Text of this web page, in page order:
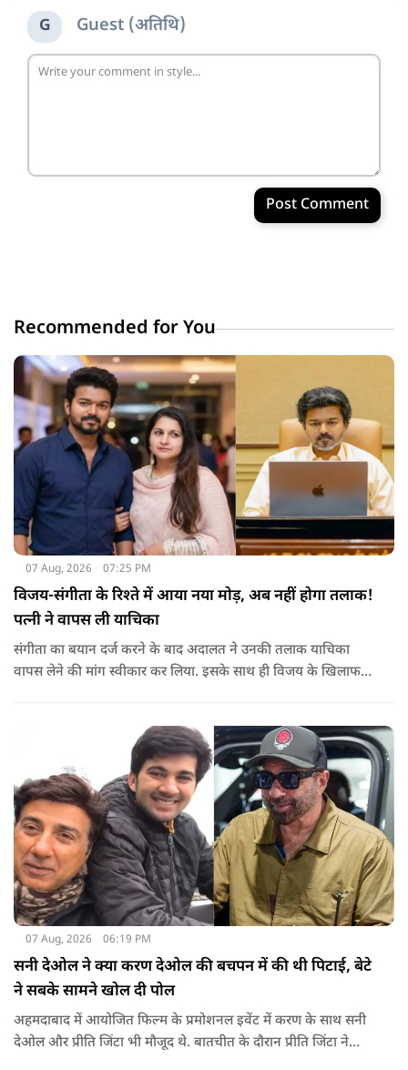
G Guest (अतिथि)
Post Comment
Recommended for You
07 Aug, 2026 07:25 PM
विजय-संगीता के रिश्ते में आया नया मोड़, अब नहीं होगा तलाक!
पत्नी ने वापस ली याचिका
संगीता का बयान दर्ज करने के बाद अदालत ने उनकी तलाक याचिका
वापस लेने की मांग स्वीकार कर लिया. इसके साथ ही विजय के खिलाफ
07 Aug, 2026 06:19 PM
सनी देओल ने क्या करण देओल की बचपन में की थी पिटाई, बेटे
ने सबके सामने खोल दी पोल
अहमदाबाद में आयोजित फिल्म के प्रमोशनल इवेंट में करण के साथ सनी
देओल और प्रीति जिंटा भी मौजूद थे. बातचीत के दौरान प्रीति जिंटा ने